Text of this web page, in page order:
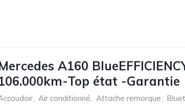
A160
Top état -Garantie
, Air conditionné, Attache remorque,